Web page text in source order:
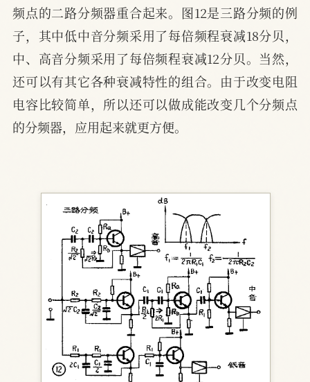
频点的二路分频器重合起来。图12是三路分频的例
子，其中低中音分频采用了每倍频程衰减18分贝，
中、高音分频采用了每倍频程衰减12分贝。当然，
还可以有其它各种衰减特性的组合。由于改变电阻
电容比较简单，所以还可以做成能改变几个分频点
的分频器，应用起来就更方便。